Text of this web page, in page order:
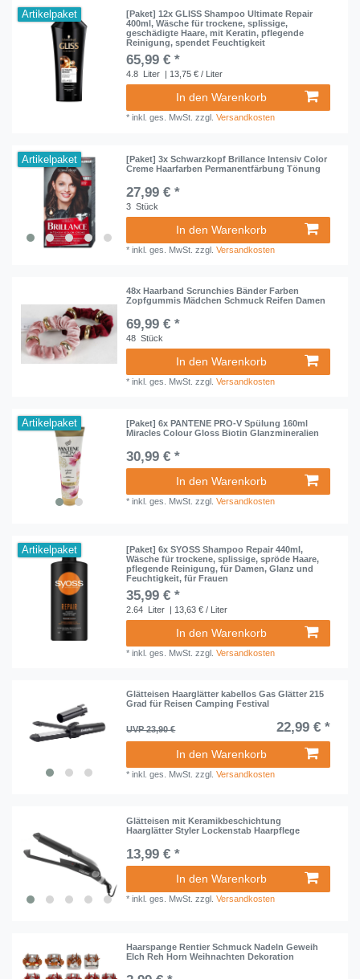
Artikelpaket
[Paket] 12x GLISS Shampoo Ultimate Repair
400ml, Wäsche für trockene, splissige,
geschädigte Haare, mit Keratin, pflegende
Reinigung, spendet Feuchtigkeit
65,99 € *
4.8 Liter | 13,75 € / Liter
In den Warenkorb
*inkl. ges. MwSt. zzgl.Versandkosten
Artikelpaket
[Paket] 3x Schwarzkopf Brillance Intensiv Color
Creme Haarfarben Permanentfärbung Tönung
27,99 € *
3 Stück
In den Warenkorb
*inkl. ges. MwSt. zzgl.Versandkosten
48x Haarband Scrunchies Bänder Farben
Zopfgummis Mädchen Schmuck Reifen Damen
69,99 € *
48 Stück
In den Warenkorb
*inkl. ges. MwSt. zzgl.Versandkosten
Artikelpaket
[Paket] 6x PANTENE PRO-V Spülung 160ml
Miracles Colour Gloss Biotin Glanzmineralien
30,99 € *
In den Warenkorb
*inkl. ges. MwSt. zzgl.Versandkosten
Artikelpaket
[Paket] 6x SYOSS Shampoo Repair 440ml,
Wäsche für trockene, splissige, spröde Haare,
pflegende Reinigung, für Damen, Glanz und
Feuchtigkeit, für Frauen
35,99 € *
2.64 Liter | 13,63 € / Liter
In den Warenkorb
*inkl. ges. MwSt. zzgl.Versandkosten
Glätteisen Haarglätter kabellos Gas Glätter 215
Grad für Reisen Camping Festival
UVP 23,90 € 22,99 € *
In den Warenkorb
*inkl. ges. MwSt. zzgl.Versandkosten
Glätteisen mit Keramikbeschichtung
Haarglätter Styler Lockenstab Haarpflege
13,99 € *
In den Warenkorb
*inkl. ges. MwSt. zzgl.Versandkosten
Haarspange Rentier Schmuck Nadeln Geweih
Elch Reh Horn Weihnachten Dekoration